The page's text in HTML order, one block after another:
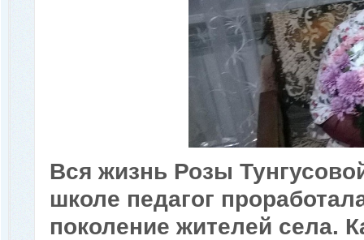
Вся жизнь Розы
школе педагог
поколение жителей села.